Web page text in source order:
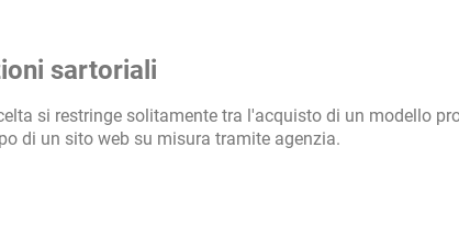
sartoriali
si restringe solitamente tra l'acquisto di un modello
di un sito web su misura tramite agenzia.